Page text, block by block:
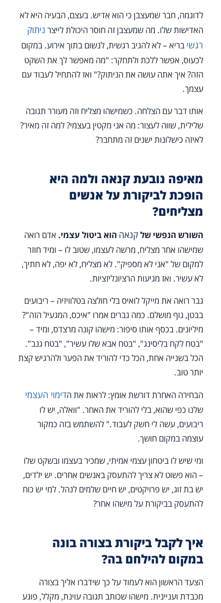
לדוגמה, חבר שמעצבן כי הוא אדיש. בעצם, הבעיה היא לא
האדישות שלו. מה שמעצבן זה חוסר היכולת לייצר ניתוק
רגשי בריא – לא להגיב רגשית, לנשום בתוך אירוע. במקום
לכעוס, אפשר ללכת ולתחקר: "מה מאפשר לך את השקט
הזה? איך אתה עושה את הניתוק?" ואז להתחיל לעבוד עם
עצמך.
אותו דבר עם הצלחה. כשמישהו מצליח וזה מעורר תגובה
שלילית, שווה לעצור: מה אני מקטין בעצמי? למה זה מאיר?
לאיזה כישלונות ישנים זה מתחבר?
מאיפה נובעת קנאה ולמה היא
הופכת לביקורת על אנשים
מצליחים?
השורש הנפשי שלקנאה הוא ביטול עצמי. אדם רואה
שמישהו אחר מצליח, מרשה לעצמו, שטוב לו – ומיד חוזר
למקום של "אני לא מספיק". לא מצליח, לא יפה, לא חתיך,
לא עשיר. ואז מגיעות הרציונליזציות.
גבר רואה את מייקל לואיס בלי חולצה בטלוויזיה – ריבועים
בבטן, גוף מושלם. כמה גברים אמרו "איכס, המגעיל הזה"?
מיליונים. בכסף אותו סיפור: מישהו קונה מרצדס, ומיד –
"בטח לקח בליסינג", "בטח אבא שלו עשיר", "בטח גנב".
הכל בשנייה אחת, הכל כדי להוריד את הפער ולהרגיש קצת
יותר טוב.
הבחירה האחרת דורשת אומץ: לראות את הדימוי העצמי
שלנו כפי שהוא, בלי להוריד את האחר. "וואלה, יש לו
ריבועים, עשה לי חשק לעבוד." להשתמש בזה כמקור
עוצמה במקום חושך.
ומי שיש לו ביטחון עצמי אמיתי, שמכיר בעצמו ובשקט שלו
– הוא פשוט לא צריך להתעסק באנשים אחרים. יש ילדים,
יש בת זוג, יש פרויקטים, יש חיים שלמים לנהל. למי יש כוח
להתעסק בביקורת על מישהו אחר?
איך לקבל ביקורת בצורה בונה
במקום להילחם בה?
הצעד הראשון הוא לעמוד על כך שידברו אליך בצורה
מכבדת ועניינית. מישהו שכותב תגובה עוינת, מקלל, פוגע